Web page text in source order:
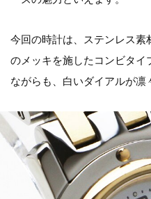
今回の時計は、ステンレス素
のメッキを施したコンビタ
ながらも、白いダイアルが凛